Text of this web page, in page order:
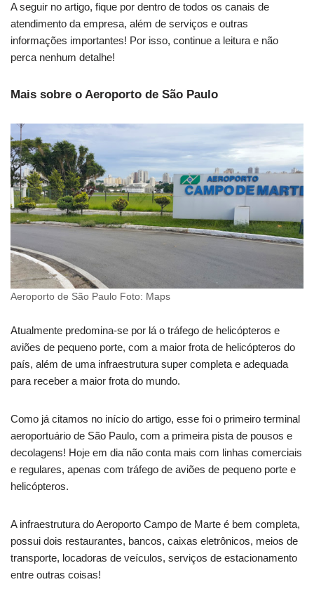
A seguir no artigo, fique por dentro de todos os canais de
atendimento da empresa, além de serviços e outras
informações importantes! Por isso, continue a leitura e não
perca nenhum detalhe!
Mais sobre o Aeroporto de São Paulo
Aeroporto de São Paulo Foto: Maps
Atualmente predomina-se por lá o tráfego de helicópteros e
aviões de pequeno porte, com a maior frota de helicópteros do
país, além de uma infraestrutura super completa e adequada
para receber a maior frota do mundo.
Como já citamos no início do artigo, esse foi o primeiro terminal
aeroportuário de São Paulo, com a primeira pista de pousos e
decolagens! Hoje em dia não conta mais com linhas comerciais
e regulares, apenas com tráfego de aviões de pequeno porte e
helicópteros.
A infraestrutura do Aeroporto Campo de Marte é bem completa,
possui dois restaurantes, bancos, caixas eletrônicos, meios de
transporte, locadoras de veículos, serviços de estacionamento
entre outras coisas!